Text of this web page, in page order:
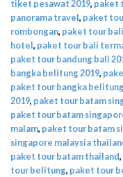
tiket pesawat 2019, paket
panorama travel, paket
rombongan, paket tour
hotel, paket tour bali
paket tour bandung bali
bangka belitung 2019,
paket tour bangka
2019, paket tour batam
paket tour batam
malam, paket tour batam
singapore malaysia
paket tour batam thailand,
tour belitung, paket tour